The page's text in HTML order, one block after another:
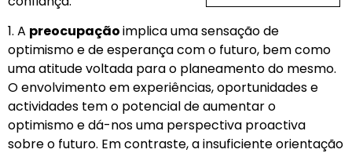
1. A preocupaçãoimplica uma sensação de
optimismo e de esperança com o futuro, bem como
uma atitude voltada para o planeamento do mesmo.
O envolvimento em experiências, oportunidades e
actividades tem o potencial de aumentar o
optimismo e dá-nos uma perspectiva proactiva
sobre o futuro. Em contraste, a insuficiente orientação